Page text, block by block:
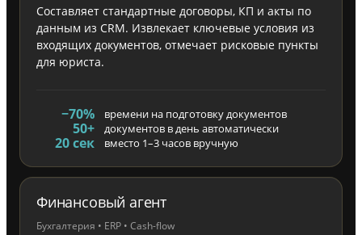
Составляет стандартные договоры, КП и акты по
данным из CRM. Извлекает ключевые условия из
входящих документов, отмечает рисковые пункты
для юриста.
−70% времени на подготовку документов
50+ документов в день автоматически
20 сек вместо 1–3 часов вручную
Финансовый агент
Бухгалтерия • ERP • Cash-flow